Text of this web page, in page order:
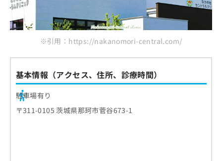
※引用：https://nakanomori-central.com/
基本情報（アクセス、住所、診療時間）
駐車場有り
〒311-0105 茨城県那珂市菅谷673-1